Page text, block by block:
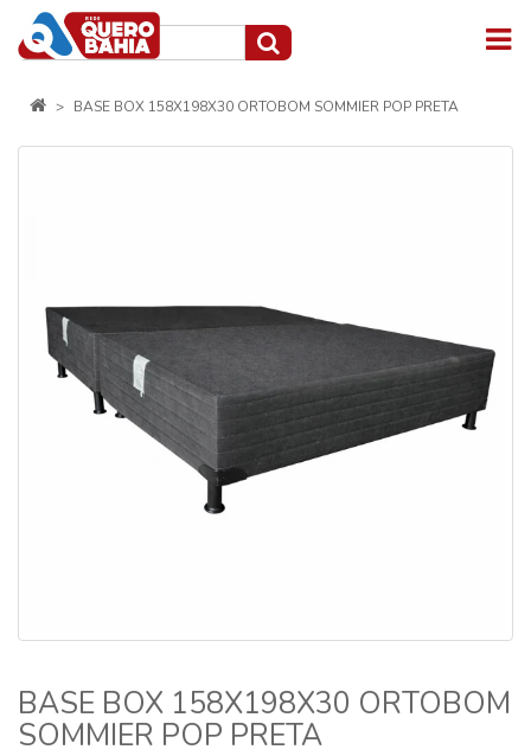
BASE BOX 158X198X30 ORTOBOM SOMMIER POP PRETA
BASE BOX 158X198X30 ORTOBOM
SOMMIER POP PRETA